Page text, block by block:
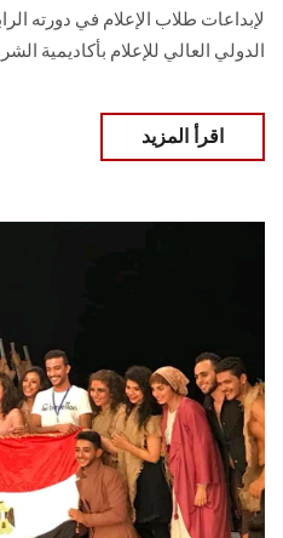
لإبداعات طلاب الإعلام في دورته
الدولي العالي للإعلام بأكاديمية
اقرأ المزيد